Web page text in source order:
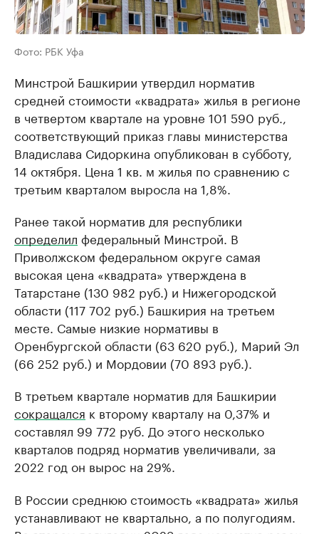
Фото: РБК Уфа
Минстрой Башкирии утвердил норматив
средней стоимости «квадрата» жилья в регионе
в четвертом квартале на уровне 101 590 руб.,
соответствующий приказ главы министерства
Владислава Сидоркина опубликован в субботу,
14 октября. Цена 1 кв. м жилья по сравнению с
третьим кварталом выросла на 1,8%.
Ранее такой норматив для республики
определил федеральный Минстрой. В
Приволжском федеральном округе самая
высокая цена «квадрата» утверждена в
Татарстане (130 982 руб.) и Нижегородской
области (117 702 руб.) Башкирия на третьем
месте. Самые низкие нормативы в
Оренбургской области (63 620 руб.), Марий Эл
(66 252 руб.) и Мордовии (70 893 руб.).
В третьем квартале норматив для Башкирии
сокращался к второму кварталу на 0,37% и
составлял 99 772 руб. До этого несколько
кварталов подряд норматив увеличивали, за
2022 год он вырос на 29%.
В России среднюю стоимость «квадрата» жилья
устанавливают не квартально, а по полугодиям.